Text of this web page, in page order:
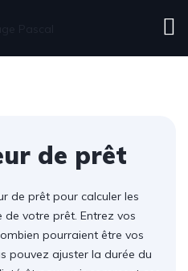
de prêt
de prêt pour calculer les
votre prêt. Entrez vos
pourraient être vos
pouvez ajuster la durée du